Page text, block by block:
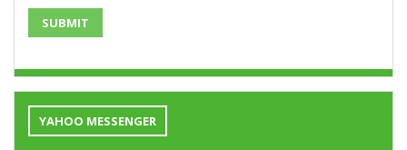
SUBMIT
YAHOO MESSENGER